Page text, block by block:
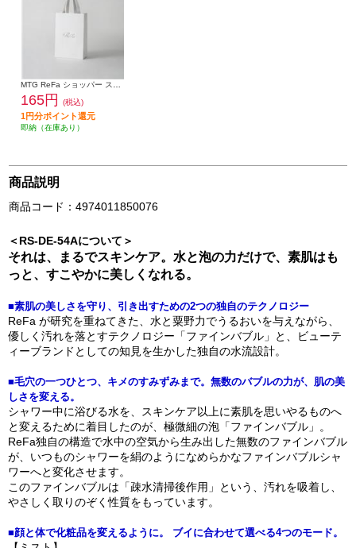
165円 (税込)
1円分ポイント還元
即納（在庫あり）
商品説明
商品コード：4974011850076
＜RS-DE-54Aについて＞
それは、まるでスキンケア。水と泡の力だけで、素肌はも
っと、すこやかに美しくなれる。
■素肌の美しさを守り、引き出すための2つの独自のテクノロジー
ReFa が研究を重ねてきた、水と粟野力でうるおいを与えながら、
優しく汚れを落とすテクノロジー「ファインバブル」と、ビューテ
ィーブランドとしての知見を生かした独自の水流設計。
■毛穴の一つひとつ、キメのすみずみまで。無数のバブルの力が、肌の美
しさを変える。
シャワー中に浴びる水を、スキンケア以上に素肌を思いやるものへ
と変えるために着目したのが、極微細の泡「ファインバブル」。
ReFa独自の構造で水中の空気から生み出した無数のファインバブル
が、いつものシャワーを絹のようになめらかなファインバブルシャ
ワーへと変化させます。
このファインバブルは「疎水清掃後作用」という、汚れを吸着し、
やさしく取りのぞく性質をもっています。
■顔と体で化粧品を変えるように。 ブイに合わせて選べる4つのモード。